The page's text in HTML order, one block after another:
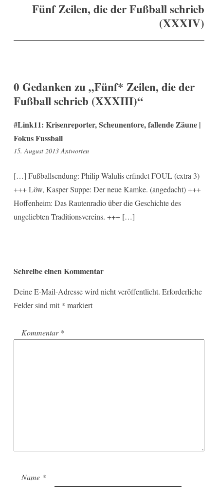
Fünf Zeilen, die der Fußball schrieb
(XXXIV)
0 Gedanken zu „Fünf* Zeilen, die der
Fußball schrieb (XXXIII)“
#Link11: Krisenreporter, Scheunentore, fallende Zäune |
Fokus Fussball
15. August 20139:44
Antworten
[…] Fußballsendung: Philip Walulis erfindet FOUL (extra 3)
+++ Löw, Kasper Suppe: Der neue Kamke. (angedacht) +++
Hoffenheim: Das Rautenradio über die Geschichte des
ungeliebten Traditionsvereins. +++ […]
Schreibe einen Kommentar
Deine E-Mail-Adresse wird nicht veröffentlicht. Erforderliche
Felder sind mit * markiert
Kommentar *
Name *